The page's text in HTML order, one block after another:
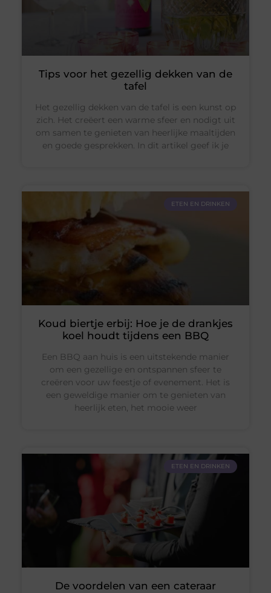
Tips voor het gezellig dekken van de
tafel
Het gezellig dekken van de tafel is een kunst op
zich. Het creëert een warme sfeer en nodigt uit
om samen te genieten van heerlijke maaltijden
en goede gesprekken. In dit artikel geef ik je
ETEN EN DRINKEN
Koud biertje erbij: Hoe je de drankjes
koel houdt tijdens een BBQ
Een BBQ aan huis is een uitstekende manier
om een gezellige en ontspannen sfeer te
creëren voor uw feestje of evenement. Het is
een geweldige manier om te genieten van
heerlijk eten, het mooie weer
ETEN EN DRINKEN
De voordelen van een cateraar